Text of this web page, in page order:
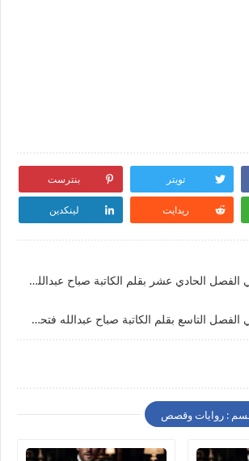
تويتر بنترست
ريدايت لينكدين
رواية عاشق زوجتي الفصل الحادي عشر بقلم الكاتبة صباح عبدالله فتحي حصريه وجديده
رواية عاشق زوجتي الفصل التاسع بقلم الكاتبة صباح عبدالله فتحي حصريه وجديده
: روايات وقصص